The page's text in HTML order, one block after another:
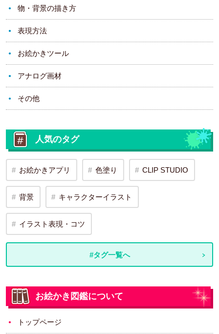
物・背景の描き方
表現方法
お絵かきツール
アナログ画材
その他
人気のタグ
お絵かきアプリ 色塗り CLIP STUDIO
背景 キャラクターイラスト
イラスト表現・コツ
#タグ一覧へ
お絵かき図鑑について
トップページ